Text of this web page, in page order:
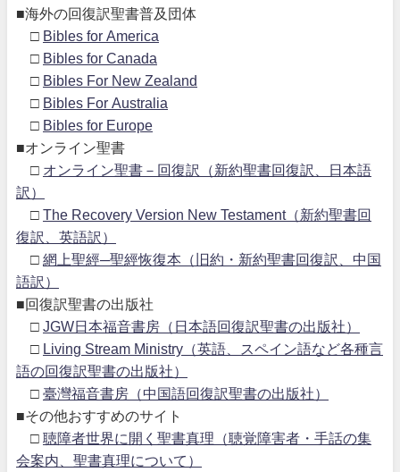
■海外の回復訳聖書普及団体
□ Bibles for America
□ Bibles for Canada
□ Bibles For New Zealand
□ Bibles For Australia
□ Bibles for Europe
■オンライン聖書
□ オンライン聖書－回復訳（新約聖書回復訳、日本語
訳）
□ The Recovery Version New Testament（新約聖書回
復訳、英語訳）
□ 網上聖經─聖經恢復本（旧約・新約聖書回復訳、中国
語訳）
■回復訳聖書の出版社
□ JGW日本福音書房（日本語回復訳聖書の出版社）
□ Living Stream Ministry（英語、スペイン語など各種言
語の回復訳聖書の出版社）
□ 臺灣福音書房（中国語回復訳聖書の出版社）
■その他おすすめのサイト
□ 聴障者世界に開く聖書真理（聴覚障害者・手話の集
会案内、聖書真理について）